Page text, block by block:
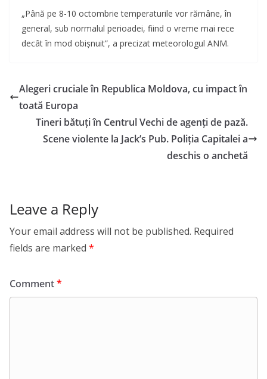
„Până pe 8-10 octombrie temperaturile vor rămâne, în
general, sub normalul perioadei, fiind o vreme mai rece
decât în mod obișnuit”, a precizat meteorologul ANM.
Alegeri cruciale în Republica Moldova, cu impact în
toată Europa
Tineri bătuți în Centrul Vechi de agenți de pază.
Scene violente la Jack’s Pub. Poliția Capitalei a
deschis o anchetă
Leave a Reply
Your email address will not be published. Required
fields are marked *
Comment*